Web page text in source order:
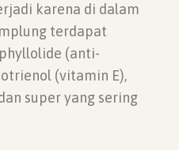
karena di dalam
terdapat
(anti-
(vitamin E),
super yang sering